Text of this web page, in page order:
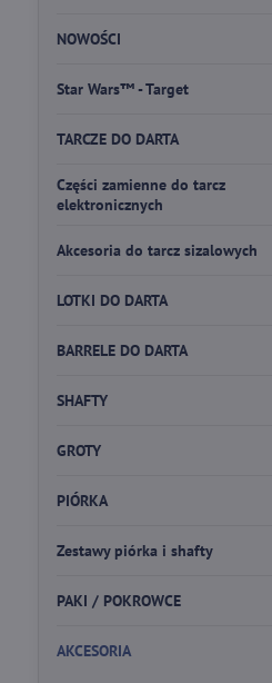
NOWOŚCI
Star Wars™ - Target
TARCZE DO DARTA
Części zamienne do tarcz
elektronicznych
Akcesoria do tarcz sizalowych
LOTKI DO DARTA
BARRELE DO DARTA
SHAFTY
GROTY
PIÓRKA
Zestawy piórka i shafty
PAKI / POKROWCE
AKCESORIA